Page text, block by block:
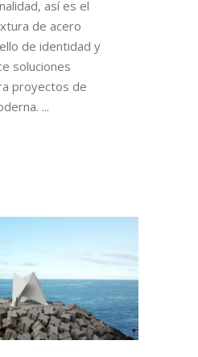
así es el
de acero
de identidad y
soluciones
proyectos de
...